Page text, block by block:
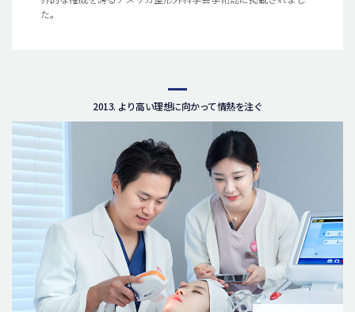
た。
2013. より高い理想に向かって情熱を注ぐ